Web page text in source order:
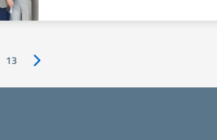
13 Pagina successiva